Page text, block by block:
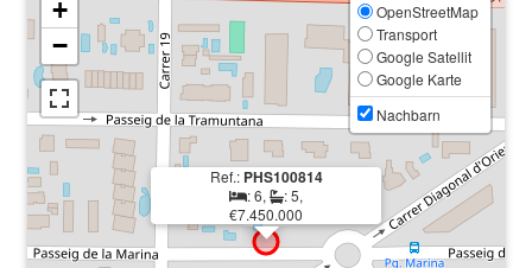
Ref.: PHS100814
: 6,
: 5,
€7.450.000
+
−
OpenStreetMap
Transport
Google Satellit
Google Karte
Nachbarn